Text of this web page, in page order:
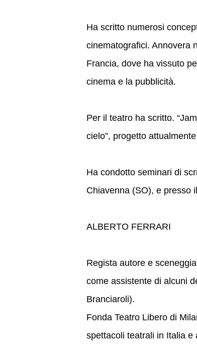
Ha scritto numerosi
cinematografici. Annovera
Francia, dove ha vissuto
cinema e la pubblicità.
Per il teatro ha scritto.
cielo”, progetto
Ha condotto seminari di
Chiavenna (SO), e presso
ALBERTO FERRARI
Regista autore e
come assistente di alcuni
Branciaroli).
Fonda Teatro Libero di
spettacoli teatrali in Italia e